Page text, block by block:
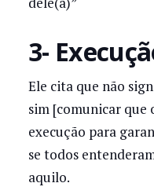
3-
Ele cita que não
sim [comunicar que
execução para
se todos
aquilo.